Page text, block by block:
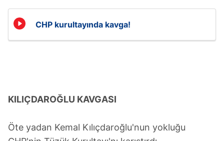
hazırlanmış Aydınlatma Metnimizi okumak ve sitemizde
CHP kurultayında kavga!
KILIÇDAROĞLU KAVGASI
Öte yadan Kemal Kılıçdaroğlu'nun yokluğu